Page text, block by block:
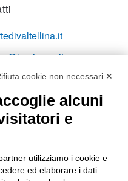
601140
cookie non necessari ✕
alcuni
e
utilizziamo i cookie e
ed elaborare i dati